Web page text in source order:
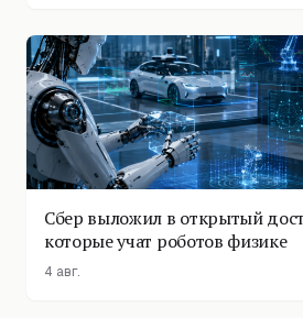
Сбер выложил в открытый
которые учат роботов физике
4 авг.